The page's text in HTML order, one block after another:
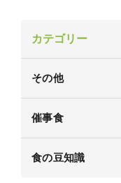
カテゴリー
その他
催事食
食の豆知識